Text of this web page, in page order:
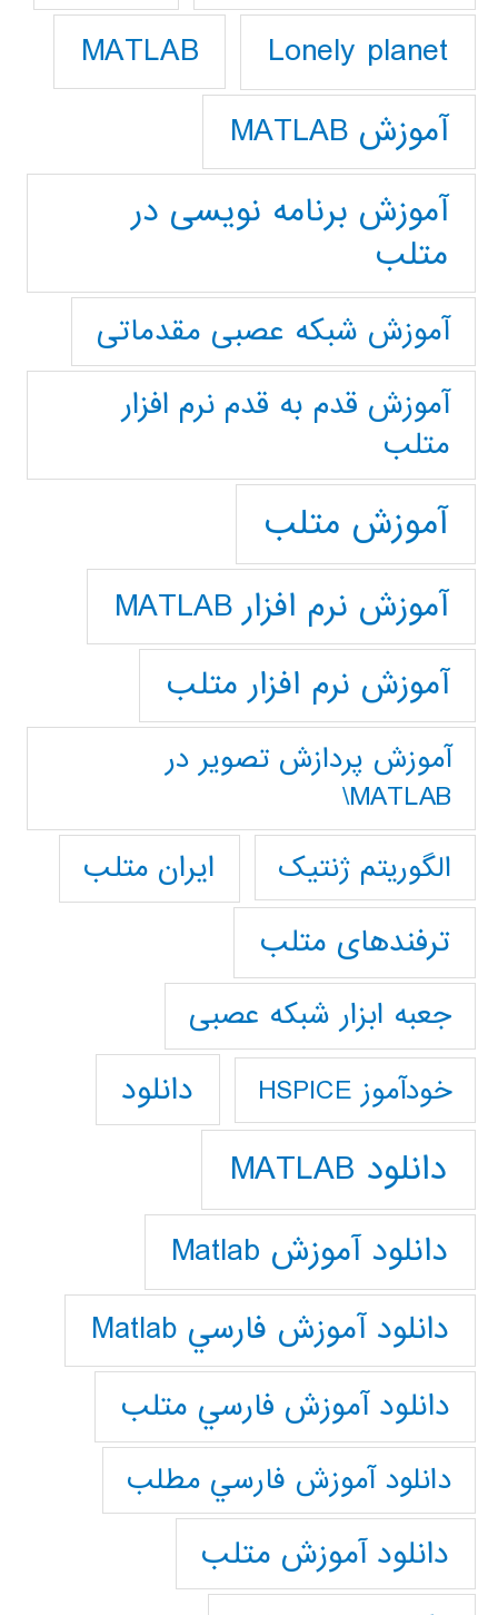
Lonely planet
MATLAB
آموزش MATLAB
آموزش برنامه نویسی در
متلب
آموزش شبکه عصبی مقدماتی
آموزش قدم به قدم نرم افزار
متلب
آموزش متلب
آموزش نرم افزار MATLAB
آموزش نرم افزار متلب
آموزش پردازش تصوير در
MATLAB\
الگوریتم ژنتیک
ایران متلب
ترفندهای متلب
جعبه ابزار شبکه عصبی
خودآموز HSPICE دانلود
دانلود MATLAB
دانلود آموزش Matlab
دانلود آموزش فارسي Matlab
دانلود آموزش فارسي متلب
دانلود آموزش فارسي مطلب
دانلود آموزش متلب